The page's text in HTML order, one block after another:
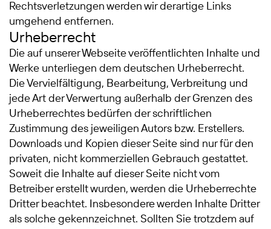
Rechtsverletzungen werden wir derartige Links
umgehend entfernen.
Urheberrecht
Die auf unserer Webseite veröffentlichten Inhalte und
Werke unterliegen dem deutschen Urheberrecht.
Die Vervielfältigung, Bearbeitung, Verbreitung und
jede Art der Verwertung außerhalb der Grenzen des
Urheberrechtes bedürfen der schriftlichen
Zustimmung des jeweiligen Autors bzw. Erstellers.
Downloads und Kopien dieser Seite sind nur für den
privaten, nicht kommerziellen Gebrauch gestattet.
Soweit die Inhalte auf dieser Seite nicht vom
Betreiber erstellt wurden, werden die Urheberrechte
Dritter beachtet. Insbesondere werden Inhalte Dritter
als solche gekennzeichnet. Sollten Sie trotzdem auf